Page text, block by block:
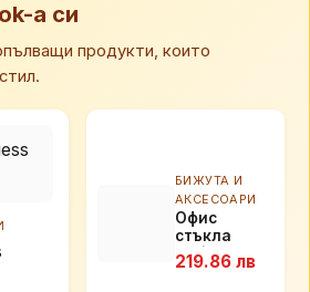
а си
продукти, които
БИЖУТА И
АКСЕСОАРИ
Офис
стъкла
Essilor.
Свободно и
219.86 лв